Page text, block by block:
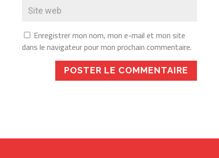
Enregistrer mon nom, mon e-mail et mon site
dans le navigateur pour mon prochain commentaire.